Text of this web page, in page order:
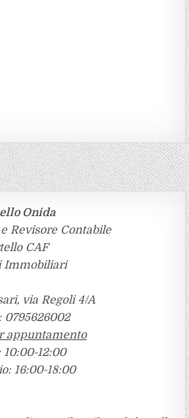
Onida
Revisore Contabile
CAF
Immobiliari
via Regoli 4/A
0795626002
appuntamento
12:00
16:00-18:00